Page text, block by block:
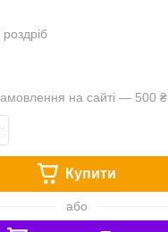
роздріб
на сайті — 500 ₴
Купити
або